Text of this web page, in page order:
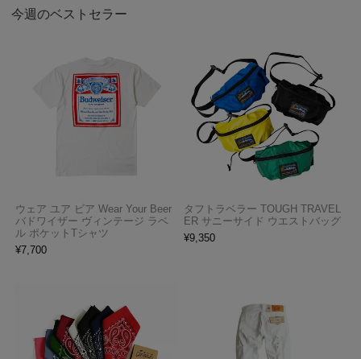
今週のベストセラー
ウェア ユア ビア Wear Your Beer
バドワイザー ヴィンテージ ラベ
ル ポケットTシャツ
¥7,700
タフトラベラー TOUGH TRAVEL
ER サニーサイド ウエストバッグ
¥9,350